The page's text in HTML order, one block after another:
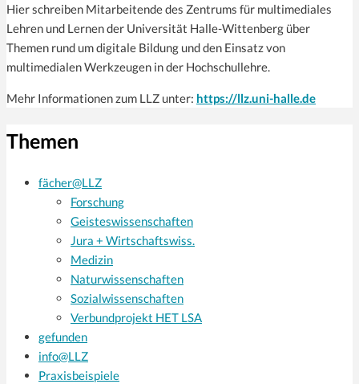
Hier schreiben Mitarbeitende des Zentrums für multi­mediales
Lehren und Lernen der Universität Halle-Wittenberg über
Themen rund um digitale Bildung und den Einsatz von
multimedialen Werkzeugen in der Hochschullehre.
Mehr Informationen zum LLZ unter: https://llz.uni-halle.de
Themen
fächer@LLZ
Forschung
Geisteswissenschaften
Jura + Wirtschaftswiss.
Medizin
Naturwissenschaften
Sozialwissenschaften
Verbundprojekt HET LSA
gefunden
info@LLZ
Praxisbeispiele